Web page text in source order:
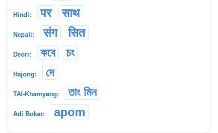
Hindi: पर साथ
Nepali: संग सित
Deori: কবে চং
Hajong: দে
TAI-Khamyang: তাং মিন
Adi Bokar: apom